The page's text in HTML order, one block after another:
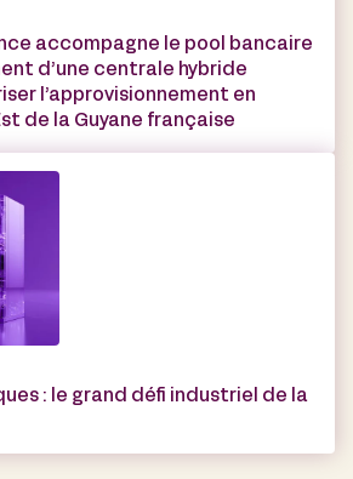
accompagne le pool bancaire
d’une centrale hybride
l’approvisionnement en
de la Guyane française
: le grand défi industriel de la